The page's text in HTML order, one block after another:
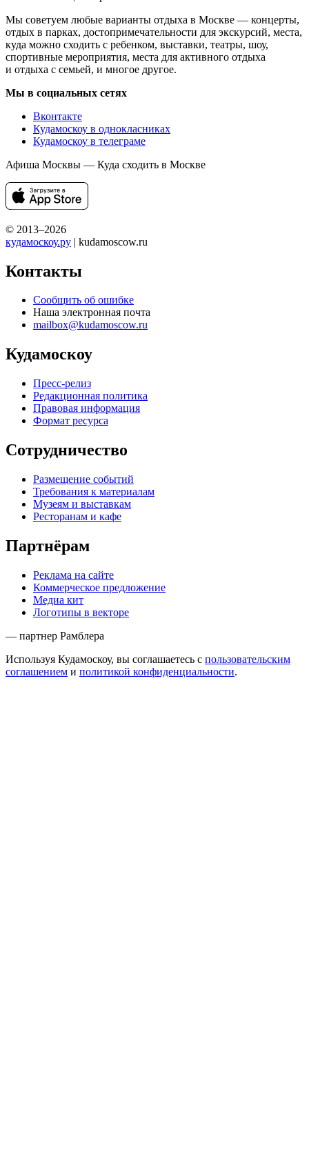
Мы советуем любые варианты отдыха в Москве — концерты,
отдых в парках, достопримечательности для экскурсий, места,
куда можно сходить с ребенком, выставки, театры, шоу,
спортивные мероприятия, места для активного отдыха
и отдыха с семьей, и многое другое.
Мы в социальных сетях
Вконтакте
Кудамоскоу в однокласниках
Кудамоскоу в телеграме
Афиша Москвы — Куда сходить в Москве
© 2013–2026
кудамоскоу.ру | kudamoscow.ru
Контакты
Сообщить об ошибке
Наша электронная почта
mailbox@kudamoscow.ru
Кудамоскоу
Пресс-релиз
Редакционная политика
Правовая информация
Формат ресурса
Сотрудничество
Размещение событий
Требования к материалам
Музеям и выставкам
Ресторанам и кафе
Партнёрам
Реклама на сайте
Коммерческое предложение
Медиа кит
Логотипы в векторе
— партнер Рамблера
Используя Кудамоскоу, вы соглашаетесь с пользовательским
соглашением и политикой конфиденциальности.